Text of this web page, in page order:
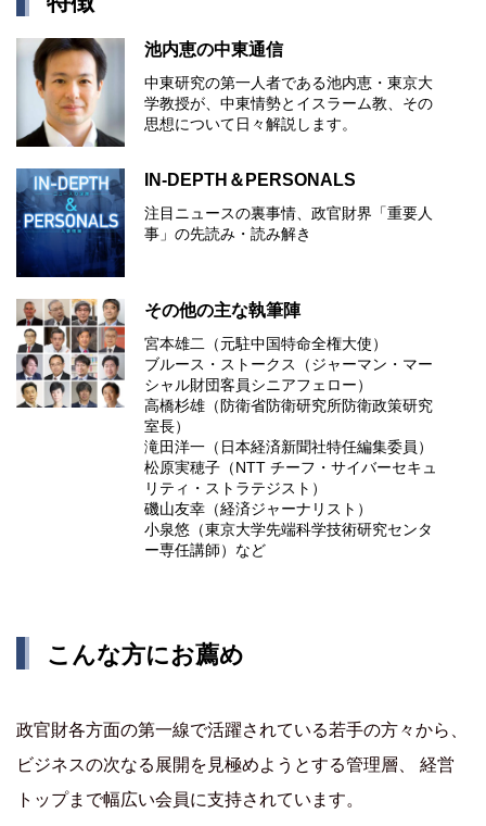
池内恵の中東通信
中東研究の第⼀⼈者である池内恵・東京⼤
学教授が、中東情勢とイスラーム教、その
思想について⽇々解説します。
IN-DEPTH＆PERSONALS
注目ニュースの裏事情、政官財界「重要人
事」の先読み・読み解き
その他の主な執筆陣
宮本雄二（元駐中国特命全権大使）
ブルース・ストークス（ジャーマン・マー
シャル財団客員シニアフェロー）
高橋杉雄（防衛省防衛研究所防衛政策研究
室長）
滝田洋一（日本経済新聞社特任編集委員）
松原実穂子（NTT チーフ・サイバーセキュ
リティ・ストラテジスト）
磯山友幸（経済ジャーナリスト）
小泉悠（東京大学先端科学技術研究センタ
ー専任講師）など
こんな方にお薦め
政官財各方面の第一線で活躍されている若手の方々から、
ビジネスの次なる展開を見極めようとする管理層、 経営
トップまで幅広い会員に支持されています。